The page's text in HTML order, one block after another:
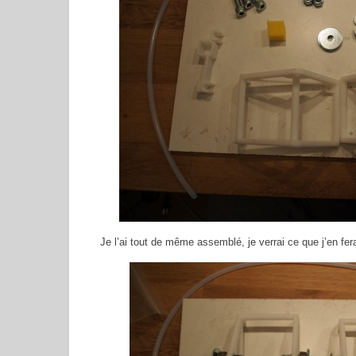
Je l’ai tout de même assemblé, je verrai ce que j’en